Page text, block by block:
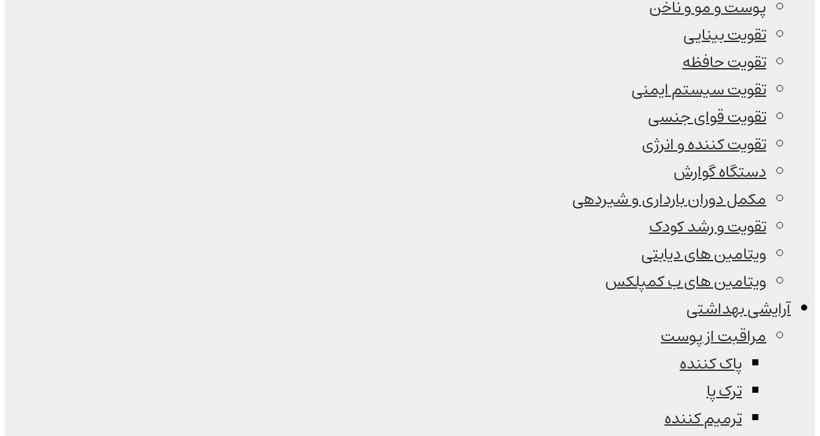
پوست و مو و ناخن
تقویت بینایی
تقویت حافظه
تقویت سیستم ایمنی
تقویت قوای جنسی
تقویت کننده و انرژی
دستگاه گوارش
مکمل دوران بارداری و شیردهی
تقویت و رشد کودک
ویتامین های دیابتی
ویتامین های ب کمپلکس
آرایشی بهداشتی
مراقبت از پوست
پاک کننده
ترک پا
ترمیم کننده